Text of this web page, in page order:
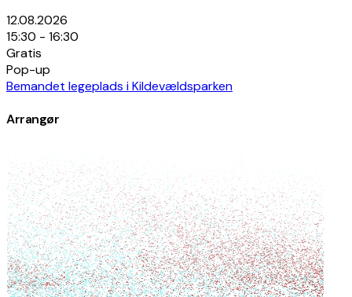
12.08.2026
15:30 - 16:30
Gratis
Pop-up
Bemandet legeplads i Kildevældsparken
Arrangør